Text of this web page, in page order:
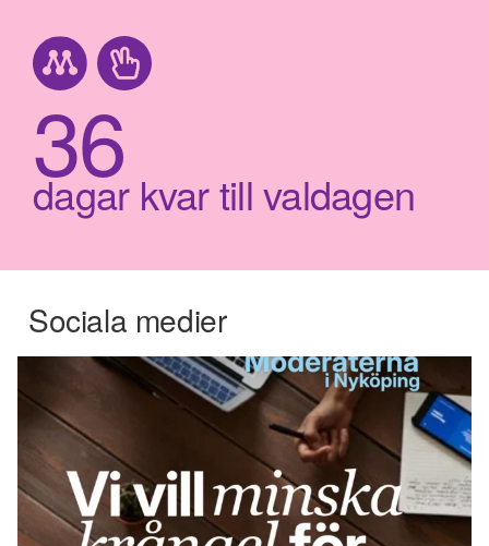
36
dagar kvar till valdagen
Sociala medier